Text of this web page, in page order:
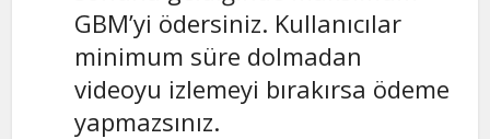
GBM’yi ödersiniz. Kullanıcılar
minimum süre dolmadan
videoyu izlemeyi bırakırsa ödeme
yapmazsınız.